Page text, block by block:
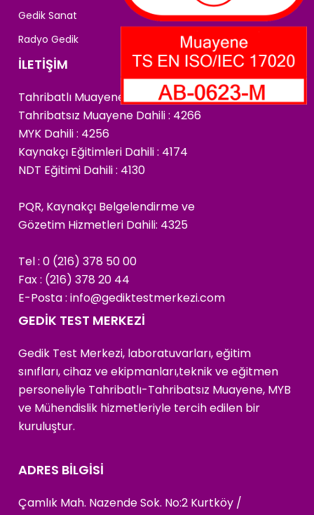
Gedik Sanat
Radyo Gedik
İLETİŞİM
Tahribatlı Muayene Dahili : 4222
Tahribatsız Muayene Dahili : 4266
MYK Dahili : 4256
Kaynakçı Eğitimleri Dahili : 4174
NDT Eğitimi Dahili : 4130
PQR, Kaynakçı Belgelendirme ve
Gözetim Hizmetleri Dahili: 4325
Tel : 0 (216) 378 50 00
Fax : (216) 378 20 44
E-Posta :info@gediktestmerkezi.com
GEDİK TEST MERKEZİ
Gedik Test Merkezi, laboratuvarları, eğitim
sınıfları, cihaz ve ekipmanları,teknik ve eğitmen
personeliyle Tahribatlı-Tahribatsız Muayene, MYB
ve Mühendislik hizmetleriyle tercih edilen bir
kuruluştur.
ADRES BİLGİSİ
Çamlık Mah. Nazende Sok. No:2 Kurtköy /